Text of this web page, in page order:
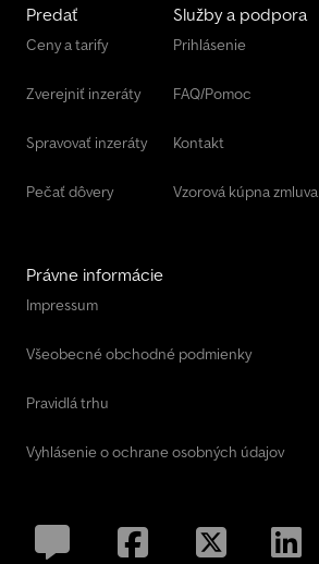
Predať
Ceny a tarify
Zverejniť inzeráty
Spravovať inzeráty
Pečať dôvery
Služby a podpora
Prihlásenie
FAQ/Pomoc
Kontakt
Vzorová kúpna zmluva
Právne informácie
Impressum
Všeobecné obchodné podmienky
Pravidlá trhu
Vyhlásenie o ochrane osobných údajov